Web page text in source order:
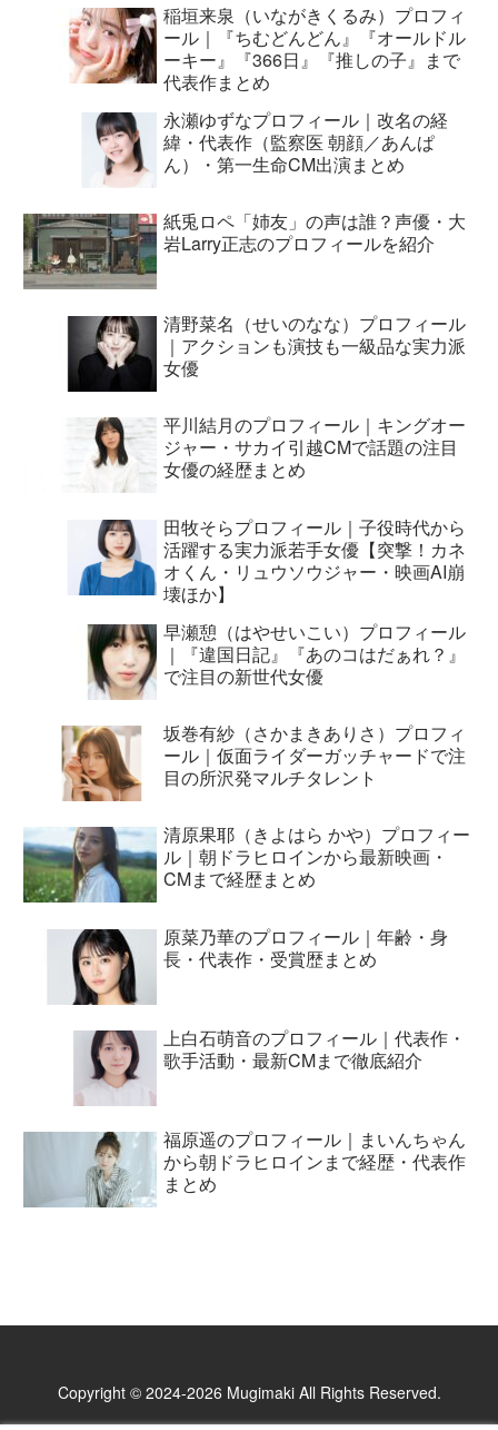
稲垣来泉（いながきくるみ）プロフィ
ール｜『ちむどんどん』『オールドル
ーキー』『366日』『推しの子』まで
代表作まとめ
永瀬ゆずなプロフィール｜改名の経
緯・代表作（監察医 朝顔／あんぱ
ん）・第一生命CM出演まとめ
紙兎ロペ「姉友」の声は誰？声優・大
岩Larry正志のプロフィールを紹介
清野菜名（せいのなな）プロフィール
｜アクションも演技も一級品な実力派
女優
平川結月のプロフィール｜キングオー
ジャー・サカイ引越CMで話題の注目
女優の経歴まとめ
田牧そらプロフィール｜子役時代から
活躍する実力派若手女優【突撃！カネ
オくん・リュウソウジャー・映画AI崩
壊ほか】
早瀬憩（はやせいこい）プロフィール
｜『違国日記』『あのコはだぁれ？』
で注目の新世代女優
坂巻有紗（さかまきありさ）プロフィ
ール｜仮面ライダーガッチャードで注
目の所沢発マルチタレント
清原果耶（きよはら かや）プロフィー
ル｜朝ドラヒロインから最新映画・
CMまで経歴まとめ
原菜乃華のプロフィール｜年齢・身
長・代表作・受賞歴まとめ
上白石萌音のプロフィール｜代表作・
歌手活動・最新CMまで徹底紹介
福原遥のプロフィール｜まいんちゃん
から朝ドラヒロインまで経歴・代表作
まとめ
Copyright © 2024-2026 Mugimaki All Rights Reserved.